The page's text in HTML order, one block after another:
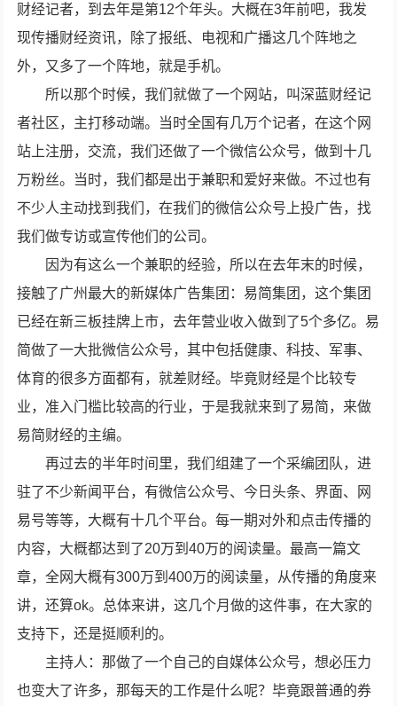
财经记者，到去年是第12个年头。大概在3年前吧，我发
现传播财经资讯，除了报纸、电视和广播这几个阵地之
外，又多了一个阵地，就是手机。
所以那个时候，我们就做了一个网站，叫深蓝财经记
者社区，主打移动端。当时全国有几万个记者，在这个网
站上注册，交流，我们还做了一个微信公众号，做到十几
万粉丝。当时，我们都是出于兼职和爱好来做。不过也有
不少人主动找到我们，在我们的微信公众号上投广告，找
我们做专访或宣传他们的公司。
因为有这么一个兼职的经验，所以在去年末的时候，
接触了广州最大的新媒体广告集团：易简集团，这个集团
已经在新三板挂牌上市，去年营业收入做到了5个多亿。易
简做了一大批微信公众号，其中包括健康、科技、军事、
体育的很多方面都有，就差财经。毕竟财经是个比较专
业，准入门槛比较高的行业，于是我就来到了易简，来做
易简财经的主编。
再过去的半年时间里，我们组建了一个采编团队，进
驻了不少新闻平台，有微信公众号、今日头条、界面、网
易号等等，大概有十几个平台。每一期对外和点击传播的
内容，大概都达到了20万到40万的阅读量。最高一篇文
章，全网大概有300万到400万的阅读量，从传播的角度来
讲，还算ok。总体来讲，这几个月做的这件事，在大家的
支持下，还是挺顺利的。
主持人：那做了一个自己的自媒体公众号，想必压力
也变大了许多，那每天的工作是什么呢？毕竟跟普通的券